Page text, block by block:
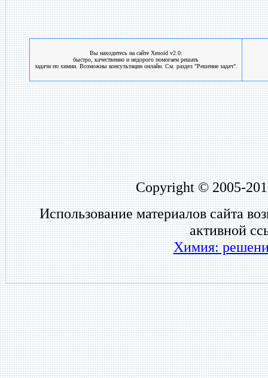
Вы находитесь на сайте Xenoid v2.0:
быстро, качественно и недорого помогаем решать
задачи по химии. Возможны консультации онлайн. См. раздел "Решение задач".
Copyright © 2005-
Использование материалов сайта
активной
Химия: